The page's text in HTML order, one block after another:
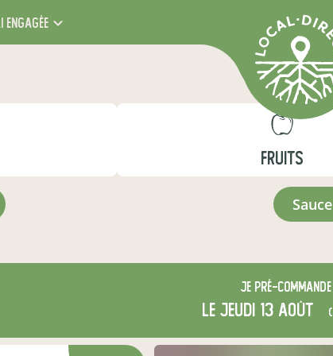
engagée
FRUITS
sauce
Je pré-commande
le jeudi 13 août